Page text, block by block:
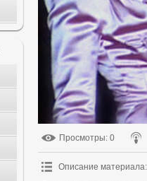
Просмотры: 0
Описание материала: